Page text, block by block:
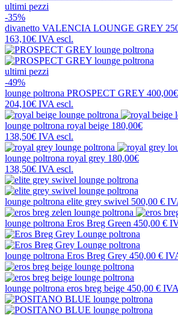
ultimi pezzi
-35%
divanetto VALENCIA LOUNGE GREY
163,10€ IVA escl.
ultimi pezzi
-49%
lounge poltrona PROSPECT GREY 400,00€
204,10€ IVA escl.
lounge poltrona royal beige 180,00€
138,50€ IVA escl.
lounge poltrona royal grey 180,00€
138,50€ IVA escl.
lounge poltrona elite grey swivel 500,00 €
lounge poltrona Eros Breg Green 450,00 €
lounge poltrona Eros Breg Grey 450,00 €
lounge poltrona eros breg beige 450,00 €